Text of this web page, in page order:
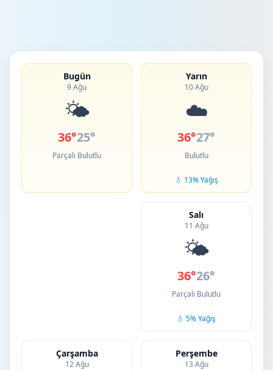
Bugün
9 Ağu
🌤️
36°25°
Parçalı Bulutlu
Yarın
10 Ağu
☁️
36°27°
Bulutlu
💧 13% Yağış
Salı
11 Ağu
🌤️
36°26°
Parçalı Bulutlu
💧 5% Yağış
Çarşamba
12 Ağu
Perşembe
13 Ağu